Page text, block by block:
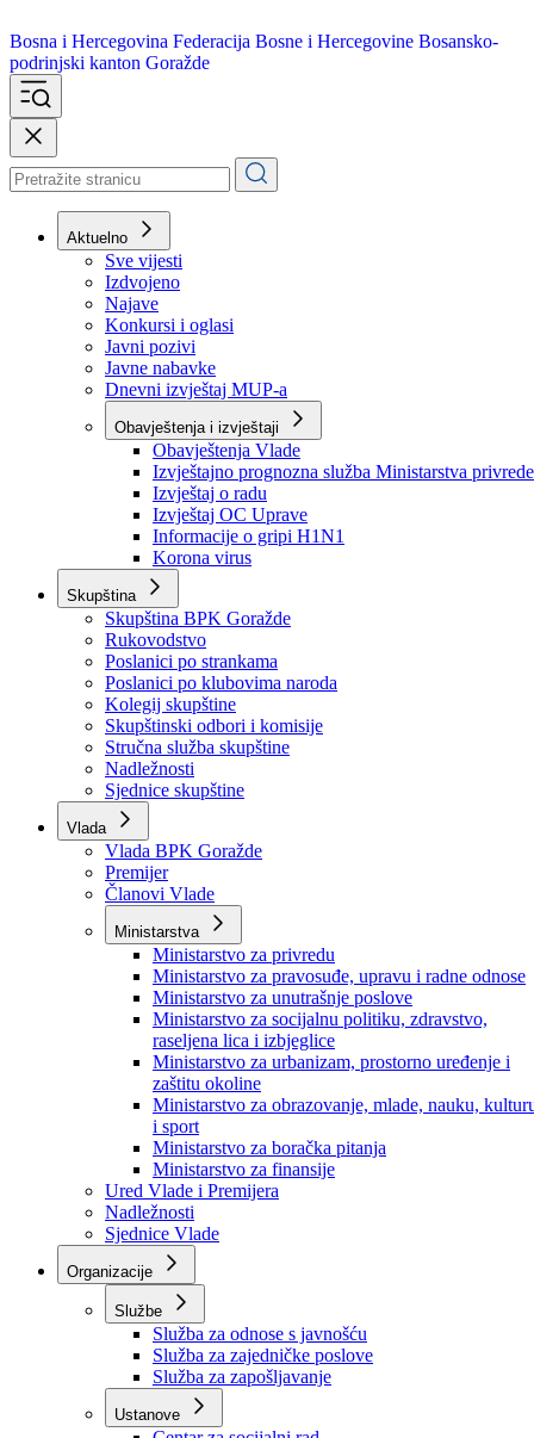
Bosna i Hercegovina
podrinjski kanton Goražde
Aktuelno
Sve vijesti
Izdvojeno
Najave
Konkursi i oglasi
Javni pozivi
Javne nabavke
Dnevni izvještaj MUP-a
Obavještenja i izvještaji
Obavještenja Vlade
Izvještajno prognozna služba Ministarstva privrede
Izvještaj o radu
Izvještaj OC Uprave
Informacije o gripi H1N1
Korona virus
Skupština
Skupština BPK Goražde
Rukovodstvo
Poslanici po strankama
Poslanici po klubovima naroda
Kolegij skupštine
Skupštinski odbori i komisije
Stručna služba skupštine
Nadležnosti
Sjednice skupštine
Vlada
Vlada BPK Goražde
Premijer
Članovi Vlade
Ministarstva
Ministarstvo za privredu
Ministarstvo za pravosuđe, upravu i radne odnose
Ministarstvo za unutrašnje poslove
Ministarstvo za socijalnu politiku, zdravstvo,
raseljena lica i izbjeglice
Ministarstvo za urbanizam, prostorno uređenje i
zaštitu okoline
Ministarstvo za obrazovanje, mlade, nauku,
i sport
Ministarstvo za boračka pitanja
Ministarstvo za finansije
Ured Vlade i Premijera
Nadležnosti
Sjednice Vlade
Organizacije
Službe
Služba za odnose s javnošću
Služba za zajedničke poslove